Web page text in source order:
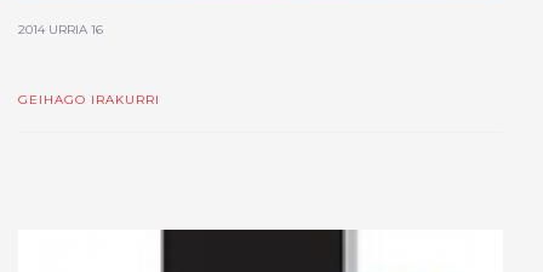
2014 URRIA 16
GEIHAGO IRAKURRI